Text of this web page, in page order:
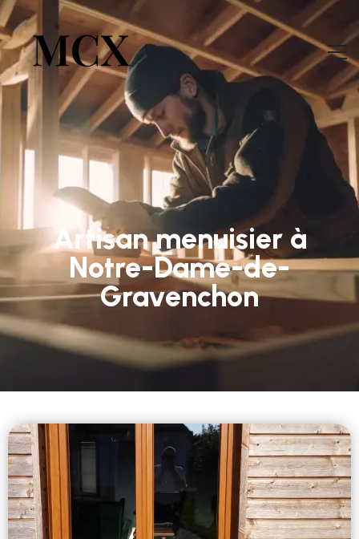
Artisan menuisier à
Notre-Dame-de-
Gravenchon